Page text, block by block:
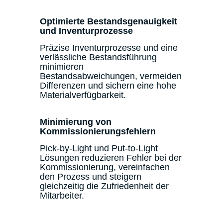
Optimierte Bestandsgenauigkeit
und Inventurprozesse
Präzise Inventurprozesse und eine
verlässliche Bestandsführung
minimieren
Bestandsabweichungen, vermeiden
Differenzen und sichern eine hohe
Materialverfügbarkeit.
Minimierung von
Kommissionierungsfehlern
Pick-by-Light und Put-to-Light
Lösungen reduzieren Fehler bei der
Kommissionierung, vereinfachen
den Prozess und steigern
gleichzeitig die Zufriedenheit der
Mitarbeiter.